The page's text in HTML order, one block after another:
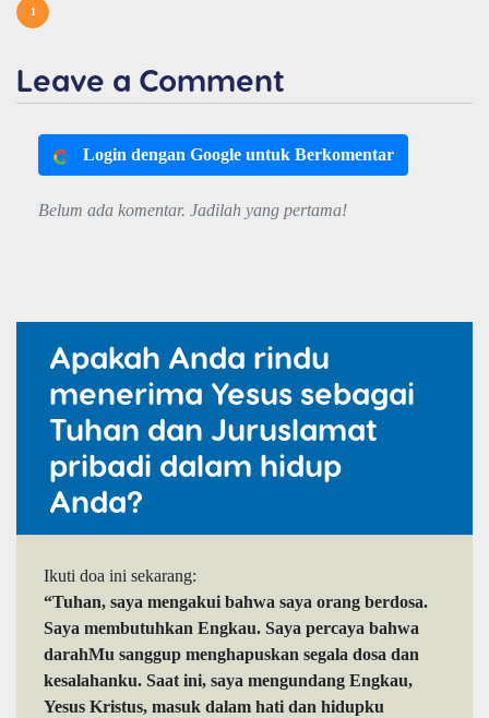
1
Leave a Comment
Login dengan Google untuk Berkomentar
Belum ada komentar. Jadilah yang pertama!
Apakah Anda rindu
menerima Yesus sebagai
Tuhan dan Juruslamat
pribadi dalam hidup
Anda?
Ikuti doa ini sekarang:
“Tuhan, saya mengakui bahwa saya orang berdosa.
Saya membutuhkan Engkau. Saya percaya bahwa
darahMu sanggup menghapuskan segala dosa dan
kesalahanku. Saat ini, saya mengundang Engkau,
Yesus Kristus, masuk dalam hati dan hidupku